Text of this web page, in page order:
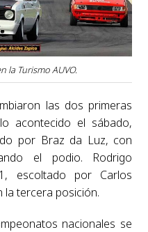
la Turismo AUVO.
las dos primeras
acontecido el sábado,
por Braz da Luz, con
el podio. Rodrigo
escoltado por Carlos
la tercera posición.
nacionales se